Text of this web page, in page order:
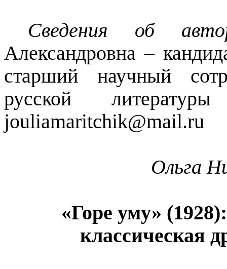
Сведения об
Александровна –
старший научный
русской
jouliamaritchik@mail.ru
Ольга
«Горе уму»
классическая